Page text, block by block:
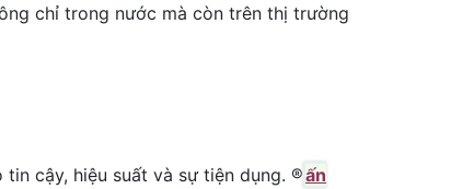
chỉ trong nước mà còn trên thị trường
cậy, hiệu suất và sự tiện dụng. ®️ấn